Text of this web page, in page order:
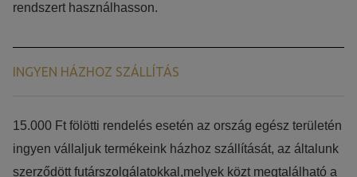
rendszert használhasson.
INGYEN HÁZHOZ SZÁLLÍTÁS
15.000 Ft fölötti rendelés esetén az ország egész területén
ingyen vállaljuk termékeink házhoz szállítását, az általunk
szerződött futárszolgálatokkal,melyek közt megtalálható a